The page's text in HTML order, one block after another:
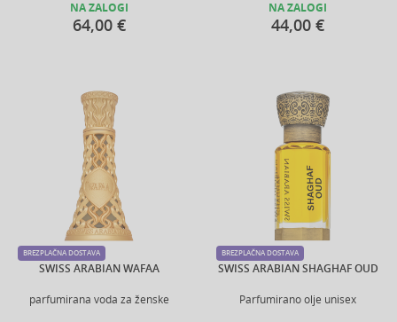
NA ZALOGI
64,00 €
NA ZALOGI
44,00 €
SWISS ARABIAN WAFAA
parfumirana voda za ženske
BREZPLAČNA DOSTAVA
SWISS ARABIAN SHAGHAF OUD
Parfumirano olje unisex
BREZPLAČNA DOSTAVA